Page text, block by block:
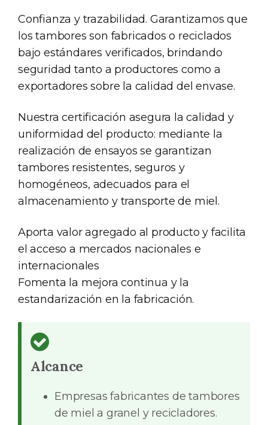
Confianza y trazabilidad. Garantizamos que
los tambores son fabricados o reciclados
bajo estándares verificados, brindando
seguridad tanto a productores como a
exportadores sobre la calidad del envase.
Nuestra certificación asegura la calidad y
uniformidad del producto: mediante la
realización de ensayos se garantizan
tambores resistentes, seguros y
homogéneos, adecuados para el
almacenamiento y transporte de miel.
Aporta valor agregado al producto y facilita
el acceso a mercados nacionales e
internacionales
Fomenta la mejora continua y la
estandarización en la fabricación.
Alcance
Empresas fabricantes de tambores
de miel a granel y recicladores.